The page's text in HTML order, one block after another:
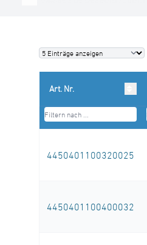
Art. Nr.
4450401100320025
4450401100400032